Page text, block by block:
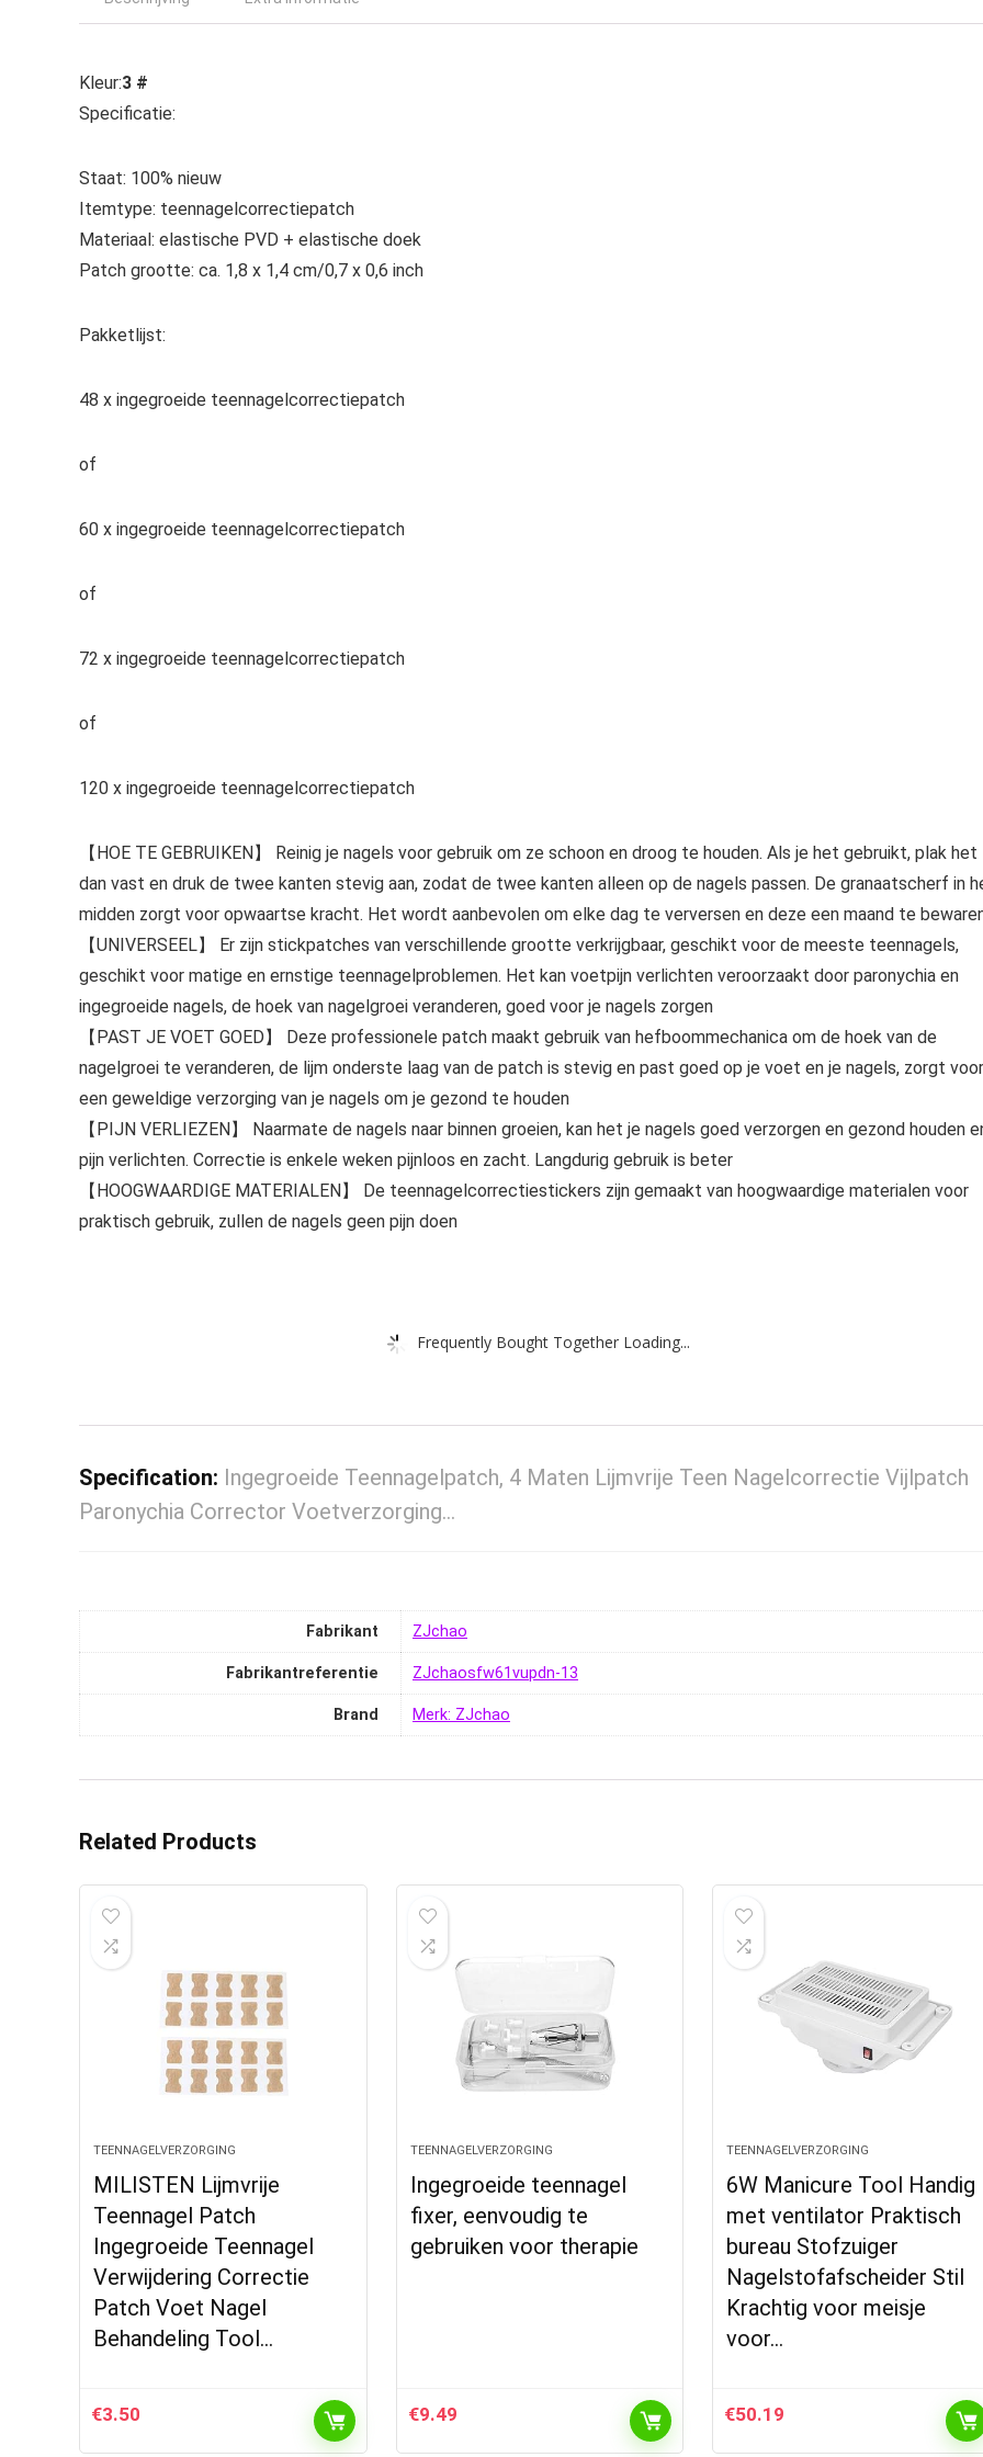
Kleur:3 #
Specificatie:
Staat: 100% nieuw
Itemtype: teennagelcorrectiepatch
Materiaal: elastische PVD + elastische doek
Patch grootte: ca. 1,8 x 1,4 cm/0,7 x 0,6 inch
Pakketlijst:
48 x ingegroeide teennagelcorrectiepatch
of
60 x ingegroeide teennagelcorrectiepatch
of
72 x ingegroeide teennagelcorrectiepatch
of
120 x ingegroeide teennagelcorrectiepatch
【HOE TE GEBRUIKEN】 Reinig je nagels voor gebruik om ze schoon en droog te houden. Als je het gebruikt, plak het
dan vast en druk de twee kanten stevig aan, zodat de twee kanten alleen op de nagels passen. De granaatscherf in
midden zorgt voor opwaartse kracht. Het wordt aanbevolen om elke dag te verversen en deze een maand te
【UNIVERSEEL】 Er zijn stickpatches van verschillende grootte verkrijgbaar, geschikt voor de meeste teennagels,
geschikt voor matige en ernstige teennagelproblemen. Het kan voetpijn verlichten veroorzaakt door paronychia en
ingegroeide nagels, de hoek van nagelgroei veranderen, goed voor je nagels zorgen
【PAST JE VOET GOED】 Deze professionele patch maakt gebruik van hefboommechanica om de hoek van de
nagelgroei te veranderen, de lijm onderste laag van de patch is stevig en past goed op je voet en je nagels, zorgt voor
een geweldige verzorging van je nagels om je gezond te houden
【PIJN VERLIEZEN】 Naarmate de nagels naar binnen groeien, kan het je nagels goed verzorgen en gezond houden
pijn verlichten. Correctie is enkele weken pijnloos en zacht. Langdurig gebruik is beter
【HOOGWAARDIGE MATERIALEN】 De teennagelcorrectiestickers zijn gemaakt van hoogwaardige materialen voor
praktisch gebruik, zullen de nagels geen pijn doen
Frequently Bought Together Loading...
Specification: Ingegroeide Teennagelpatch, 4 Maten Lijmvrije Teen Nagelcorrectie Vijlpatch
Paronychia Corrector Voetverzorging…
Fabrikant ‎ZJchao
Fabrikantreferentie ‎ZJchaosfw61vupdn-13
Brand Merk: ZJchao
Related Products
TEENNAGELVERZORGING
MILISTEN Lijmvrije
Teennagel Patch
Ingegroeide Teennagel
Verwijdering Correctie
Patch Voet Nagel
Behandeling Tool…
€3.50
TEENNAGELVERZORGING
Ingegroeide teennagel
fixer, eenvoudig te
gebruiken voor therapie
€9.49
TEENNAGELVERZORGING
6W Manicure Tool Handig
met ventilator Praktisch
bureau Stofzuiger
Nagelstofafscheider Stil
Krachtig voor meisje
voor…
€50.19